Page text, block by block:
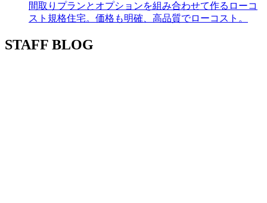
間取りプランとオプションを組み合わせて作るローコ
スト規格住宅。価格も明確、高品質でローコスト。
STAFF BLOG